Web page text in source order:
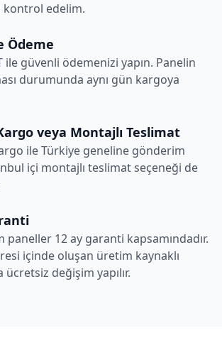
kontrol edelim.
Ödeme
ile güvenli ödemenizi yapın. Panelin
durumunda aynı gün kargoya
veya Montajlı Teslimat
ile Türkiye geneline gönderim
içi montajlı teslimat seçeneği de
paneller 12 ay garanti kapsamındadır.
içinde oluşan üretim kaynaklı
değişim yapılır.